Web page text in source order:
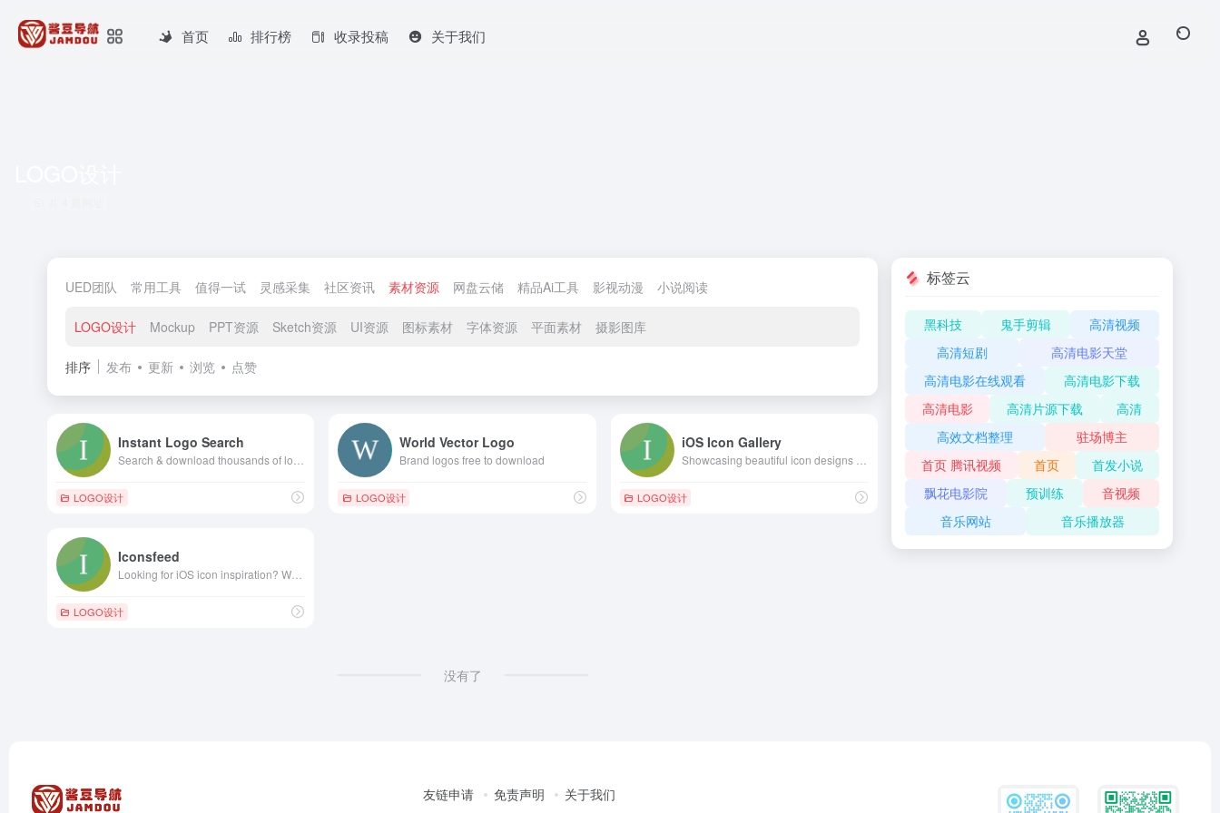
首页 排行榜 收录投稿 关于我们
UED团队 常用工具 值得一试 灵感采集 社区资讯 素材资源 网盘云储 精品Ai工具 影视动漫 小说阅读
LOGO设计 Mockup PPT资源 Sketch资源 UI资源 图标素材 字体资源 平面素材 摄影图库
排序 发布 更新 浏览 点赞
Instant Logo Search
LOGO设计
World Vector Logo
Brand logos free to download
LOGO设计
iOS Icon Gallery
LOGO设计
Iconsfeed
LOGO设计
没有了
标签云
黑科技 鬼手剪辑
高清视频
高清短剧
高清电影天堂
高清电影在线观看
高清电影下载
高清电影
高清片源下载
高清
高效文档整理
驻场博主
首页 腾讯视频
首页
首发小说
飘花电影院
预训练
音视频
音乐网站
音乐播放器
友链申请 免责声明 关于我们